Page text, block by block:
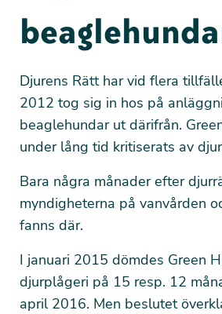
Djurens Rätt har vid flera
2012 tog sig in hos på
beaglehundar ut därifrån.
under lång tid kritiserats av
Bara några månader efter
myndigheterna på vanvården
fanns där.
I januari 2015 dömdes Green
djurplågeri på 15 resp. 12
april 2016. Men beslutet